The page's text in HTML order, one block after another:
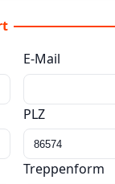
E-Mail
PLZ
Treppenform